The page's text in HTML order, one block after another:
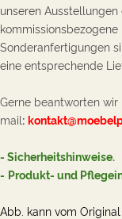
unseren
Sonderanfertigungen
eine entsprechende
Gerne beantworten wir
mail:
- Sicherheitshinweise.
- Produkt- und
Abb. kann vom